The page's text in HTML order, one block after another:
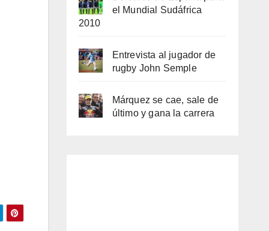
el Mundial Sudáfrica
2010
Entrevista al jugador de
rugby John Semple
Márquez se cae, sale de
último y gana la carrera